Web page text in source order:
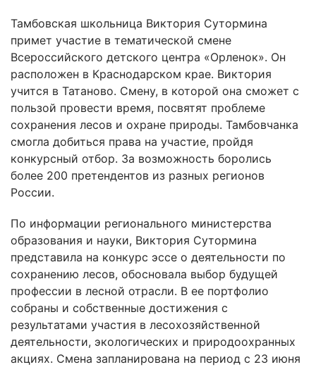
Тамбовская школьница Виктория Сутормина
примет участие в тематической смене
Всероссийского детского центра «Орленок». Он
расположен в Краснодарском крае. Виктория
учится в Татаново. Смену, в которой она сможет с
пользой провести время, посвятят проблеме
сохранения лесов и охране природы. Тамбовчанка
смогла добиться права на участие, пройдя
конкурсный отбор. За возможность боролись
более 200 претендентов из разных регионов
России.
По информации регионального министерства
образования и науки, Виктория Сутормина
представила на конкурс эссе о деятельности по
сохранению лесов, обосновала выбор будущей
профессии в лесной отрасли. В ее портфолио
собраны и собственные достижения с
результатами участия в лесохозяйственной
деятельности, экологических и природоохранных
акциях. Смена запланирована на период с 23 июня